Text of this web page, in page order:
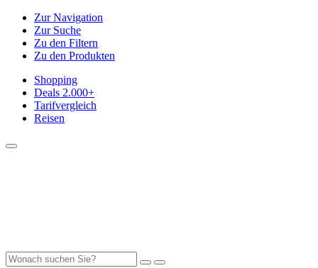
Zur Navigation
Zur Suche
Zu den Filtern
Zu den Produkten
Shopping
Deals 2.000+
Tarifvergleich
Reisen